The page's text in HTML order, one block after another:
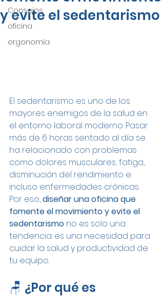
Consejos
oficina
ergonomía
y evite el sedentarismo
El sedentarismo es uno de los
mayores enemigos de la salud en
el entorno laboral moderno. Pasar
más de 6 horas sentado al día se
ha relacionado con problemas
como dolores musculares, fatiga,
disminución del rendimiento e
incluso enfermedades crónicas.
Por eso, diseñar una oficina que
fomente el movimiento y evite el
sedentarismo no es solo una
tendencia: es una necesidad para
cuidar la salud y productividad de
tu equipo.
🪑 ¿Por qué es